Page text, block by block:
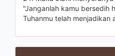
"Janganlah kamu bersedih
Tuhanmu telah menjadikan